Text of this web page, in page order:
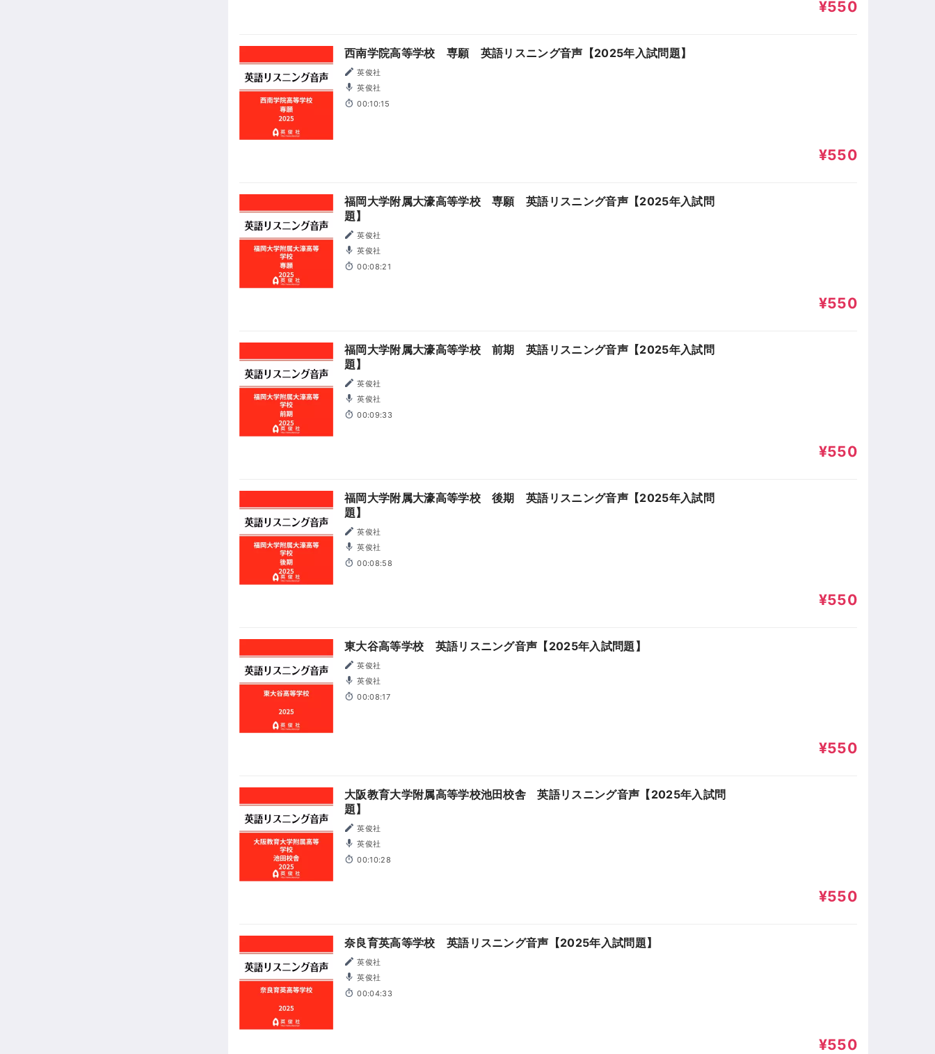
¥550
西南学院高等学校 専願 英語リスニング音声【2025年入試問題】
英俊社
英俊社
00:10:15
¥550
福岡大学附属大濠高等学校 専願 英語リスニング音声【2025年入試問
題】
英俊社
英俊社
00:08:21
¥550
福岡大学附属大濠高等学校 前期 英語リスニング音声【2025年入試問
題】
英俊社
英俊社
00:09:33
¥550
福岡大学附属大濠高等学校 後期 英語リスニング音声【2025年入試問
題】
英俊社
英俊社
00:08:58
¥550
東大谷高等学校 英語リスニング音声【2025年入試問題】
英俊社
英俊社
00:08:17
¥550
大阪教育大学附属高等学校池田校舎 英語リスニング音声【2025年入試問
題】
英俊社
英俊社
00:10:28
¥550
奈良育英高等学校 英語リスニング音声【2025年入試問題】
英俊社
英俊社
00:04:33
¥550